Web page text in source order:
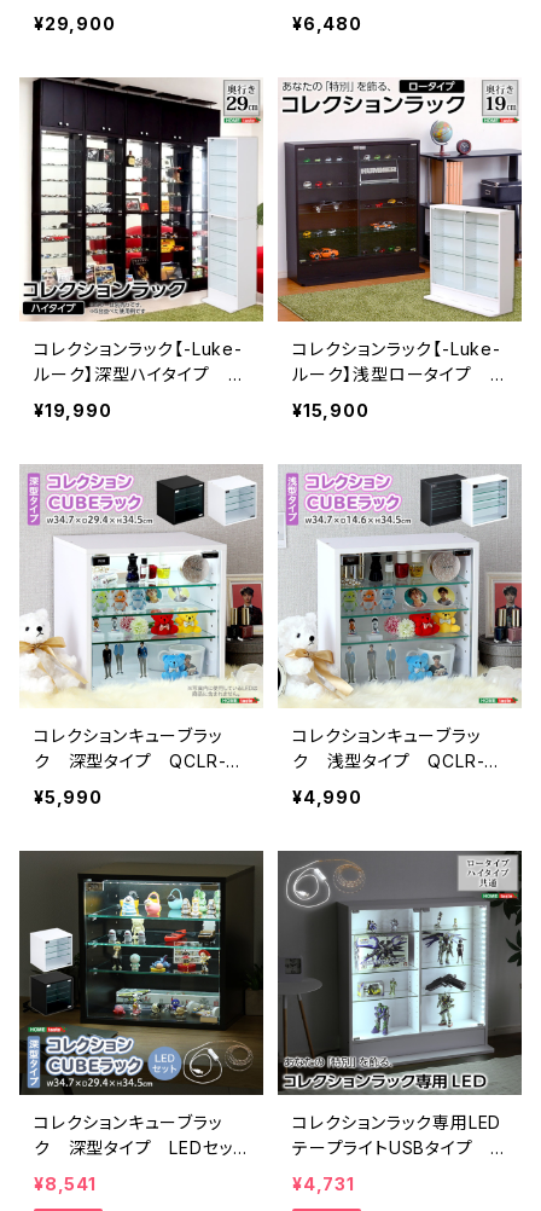
ト-】 SH-LI-100004
¥29,900
用上置き) CLR-485UP
¥6,480
コレクションラック【-Luke-
ルーク】深型ハイタイプ C
LR-D-485
¥19,990
コレクションラック【-Luke-
ルーク】浅型ロータイプ C
LR-900
¥15,900
コレクションキューブラッ
ク 深型タイプ QCLR-D
29
¥5,990
コレクションキューブラッ
ク 浅型タイプ QCLR-S1
4
¥4,990
コレクションキューブラッ
ク 深型タイプ LEDセッ
ト QCLR-D29-SET
¥8,541
コレクションラック専用LED
テープライトUSBタイプ L
ED-BCL
¥4,731